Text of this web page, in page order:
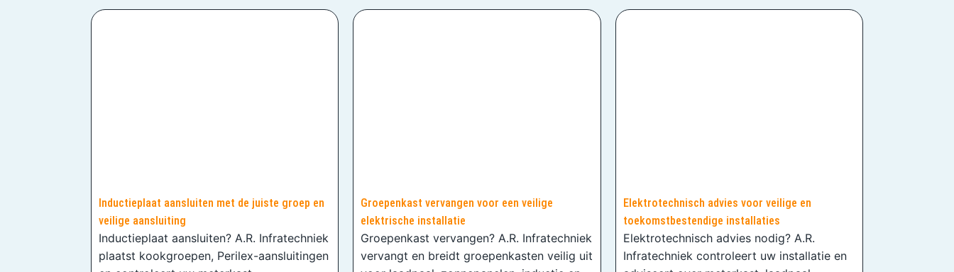
Inductieplaat aansluiten met de juiste groep en
veilige aansluiting
Inductieplaat aansluiten? A.R. Infratechniek
plaatst kookgroepen, Perilex-aansluitingen
Groepenkast vervangen voor een veilige
elektrische installatie
Groepenkast vervangen? A.R. Infratechniek
vervangt en breidt groepenkasten veilig uit
Elektrotechnisch advies voor veilige en
toekomstbestendige installaties
Elektrotechnisch advies nodig? A.R.
Infratechniek controleert uw installatie en